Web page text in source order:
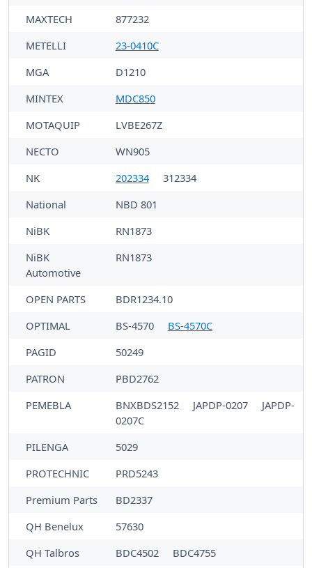
MAXTECH
877232
METELLI
23-0410C
MGA
D1210
MINTEX
MDC850
MOTAQUIP
LVBE267Z
NECTO
WN905
NK
202334
312334
National
NBD 801
NiBK
RN1873
NiBK
Automotive
RN1873
OPEN PARTS
BDR1234.10
OPTIMAL
BS-4570
BS-4570C
PAGID
50249
PATRON
PBD2762
PEMEBLA
BNXBDS2152 JAPDP-0207
JAPDP-
0207C
PILENGA
5029
PROTECHNIC
PRD5243
Premium Parts
BD2337
QH Benelux
57630
QH Talbros
BDC4502 BDC4755